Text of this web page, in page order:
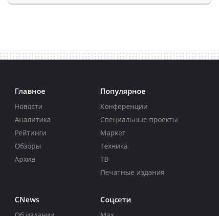
Главное
Новости
Аналитика
Рейтинги
Обзоры
Архив
Популярное
Конференции
Специальные проекты
Маркет
Техника
ТВ
Печатные издания
CNews Соцсети